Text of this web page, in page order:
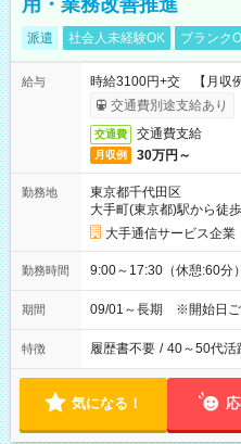
用・業務改善推進
派遣 社会人未経験OK ブランク
給与
時給3100円+交 【月収
交通費別途支給あり
交通費 交通費支給
月収例 30万円～
勤務地
東京都千代田区
大手町(東京都)駅から徒
大手通信サービス企業
勤務時間 9:00～17:30（休憩:60分）
期間 09/01～長期 ※開始日ご
特徴 履歴書不要 / 40～50代活
気になる！